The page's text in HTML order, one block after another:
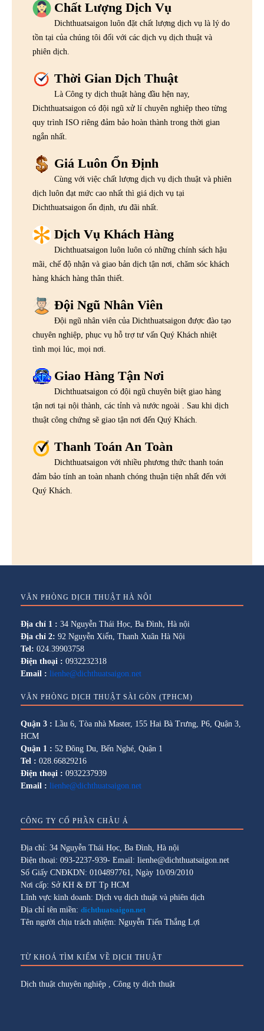
Chất Lượng Dịch Vụ
Dichthuatsaigon luôn đặt chất lượng dịch vụ là lý do
tồn tại của chúng tôi đối với các dịch vụ dịch thuật và
phiên dịch.
Thời Gian Dịch Thuật
Là Công ty dịch thuật hàng đầu hện nay,
Dichthuatsaigon có đội ngũ xử lí chuyên nghiệp theo từng
quy trình ISO riêng đảm bảo hoàn thành trong thời gian
ngắn nhất.
Giá Luôn Ổn Định
Cùng với việc chất lượng dịch vụ dịch thuật và phiên
dịch luôn đạt mức cao nhất thì giá dịch vụ tại
Dichthuatsaigon ổn định, ưu đãi nhất.
Dịch Vụ Khách Hàng
Dichthuatsaigon luôn luôn có những chính sách hậu
mãi, chế độ nhận và giao bản dịch tận nơi, chăm sóc khách
hàng khách hàng thân thiết.
Đội Ngũ Nhân Viên
Đội ngũ nhân viên của Dichthuatsaigon được đào tạo
chuyên nghiệp, phục vụ hỗ trợ tư vấn Quý Khách nhiệt
tình mọi lúc, mọi nơi.
Giao Hàng Tận Nơi
Dichthuatsaigon có đội ngũ chuyên biệt giao hàng
tận nơi tại nội thành, các tỉnh và nước ngoài . Sau khi dịch
thuật công chứng sẽ giao tận nơi đến Quý Khách.
Thanh Toán An Toàn
Dichthuatsaigon với nhiều phương thức thanh toán
đảm bảo tính an toàn nhanh chóng thuận tiện nhất đến với
Quý Khách.
VĂN PHÒNG DỊCH THUẬT HÀ NỘI
Địa chỉ 1 : 34 Nguyễn Thái Học, Ba Đình, Hà nội
Địa chỉ 2: 92 Nguyễn Xiển, Thanh Xuân Hà Nội
Tel: 024.39903758
Điện thoại : 0932232318
Email : lienhe@dichthuatsaigon.net
VĂN PHÒNG DỊCH THUẬT SÀI GÒN (TPHCM)
Quận 3 : Lầu 6, Tòa nhà Master, 155 Hai Bà Trưng, P6, Quận 3,
HCM
Quận 1 : 52 Đông Du, Bến Nghé, Quận 1
Tel : 028.66829216
Điện thoại : 0932237939
Email : lienhe@dichthuatsaigon.net
CÔNG TY CỔ PHẦN CHÂU Á
Địa chỉ: 34 Nguyễn Thái Học, Ba Đình, Hà nội
Điện thoại: 093-2237-939- Email: lienhe@dichthuatsaigon.net
Số Giấy CNĐKDN: 0104897761, Ngày 10/09/2010
Nơi cấp: Sở KH & ĐT Tp HCM
Lĩnh vực kinh doanh: Dịch vụ dịch thuật và phiên dịch
Địa chỉ tên miền: dichthuatsaigon.net
Tên người chịu trách nhiệm: Nguyễn Tiến Thắng Lợi
TỪ KHOÁ TÌM KIẾM VỀ DỊCH THUẬT
Dịch thuật chuyên nghiệp Công ty dịch thuật